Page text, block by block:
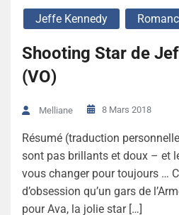
Jeffe Kennedy
Shooting Star de
(VO)
Melliane 8 Mars 2018
Résumé (traduction
sont pas brillants et doux – et
vous changer pour toujours …
d’obsession qu’un gars de
pour Ava, la jolie star […]